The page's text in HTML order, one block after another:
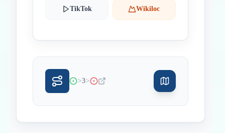
TikTok Wikiloc
>3>